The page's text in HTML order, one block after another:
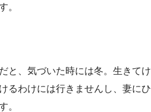
。
と、気づいた時には冬。生きてけ
るわけには行きませんし、妻にひ
。